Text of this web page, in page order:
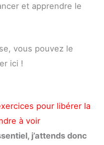
et apprendre le
vous pouvez le
ici !
pour libérer la
à voir
j’attends donc